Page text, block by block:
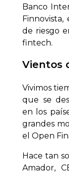
Banco
Finnovista,
de riesgo
fintech.
Vientos
Vivimos
que se
en los
grandes
el Open
Hace tan
Amador,